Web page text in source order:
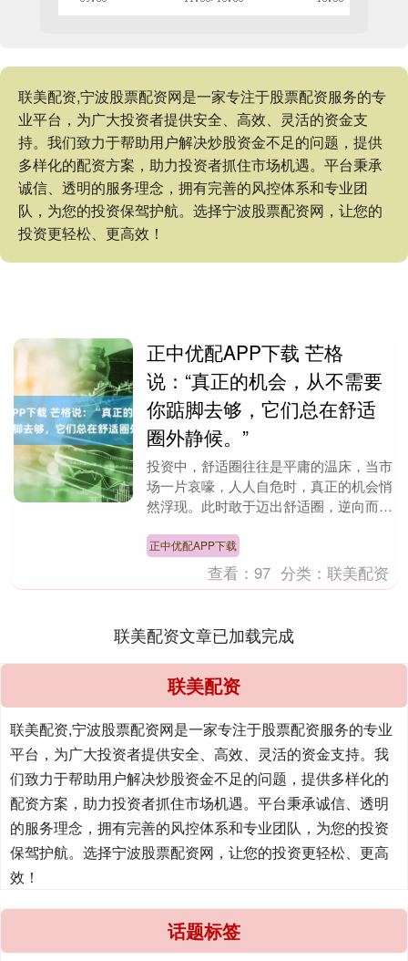
联美配资,宁波股票配资网是一家专注于股票配资服务的专
业平台，为广大投资者提供安全、高效、灵活的资金支
持。我们致力于帮助用户解决炒股资金不足的问题，提供
多样化的配资方案，助力投资者抓住市场机遇。平台秉承
诚信、透明的服务理念，拥有完善的风控体系和专业团
队，为您的投资保驾护航。选择宁波股票配资网，让您的
投资更轻松、更高效！
正中优配APP下载 芒格
说：“真正的机会，从不需要
你踮脚去够，它们总在舒适
圈外静候。”
投资中，舒适圈往往是平庸的温床，当市
场一片哀嚎，人人自危时，真正的机会悄
然浮现。此时敢于迈出舒适圈，逆向而
刻洞察。就像在金融....
正中优配APP下载
查看：97 分类：联美配资
联美配资文章已加载完成
联美配资
联美配资,宁波股票配资网是一家专注于股票配资服务的专业
平台，为广大投资者提供安全、高效、灵活的资金支持。我
们致力于帮助用户解决炒股资金不足的问题，提供多样化的
配资方案，助力投资者抓住市场机遇。平台秉承诚信、透明
的服务理念，拥有完善的风控体系和专业团队，为您的投资
保驾护航。选择宁波股票配资网，让您的投资更轻松、更高
效！
话题标签